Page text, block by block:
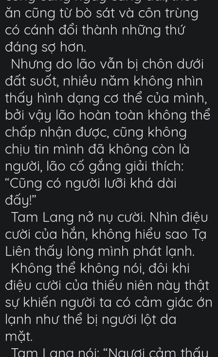
ăn cũng từ bò sát và côn trùng
có cánh đổi thành những thứ
đáng sợ hơn.
Nhưng do lão vẫn bị chôn dưới
đất suốt, nhiều năm không nhìn
thấy hình dạng cơ thể của mình,
bởi vậy lão hoàn toàn không thể
chấp nhận được, cũng không
chịu tin mình đã không còn là
người, lão cố gắng giải thích:
“Cũng có người lưỡi khá dài
đấy!”
Tam Lang nở nụ cười. Nhìn điệu
cười của hắn, không hiểu sao Tạ
Liên thấy lòng mình phát lạnh.
Không thể không nói, đôi khi
điệu cười của thiếu niên này thật
sự khiến người ta có cảm giác ớn
lạnh như thể bị người lột da
mặt.
Tam Lang nói: “Ngươi cảm thấy